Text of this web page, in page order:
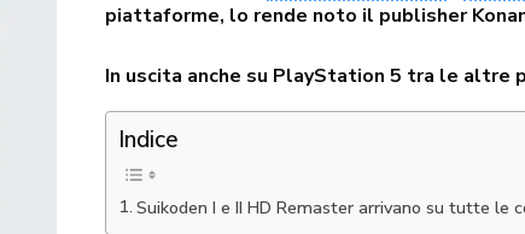
piattaforme, lo rende noto il publisher
In uscita anche su PlayStation 5 tra le altre
Indice
Suikoden I e II HD Remaster arrivano su tutte